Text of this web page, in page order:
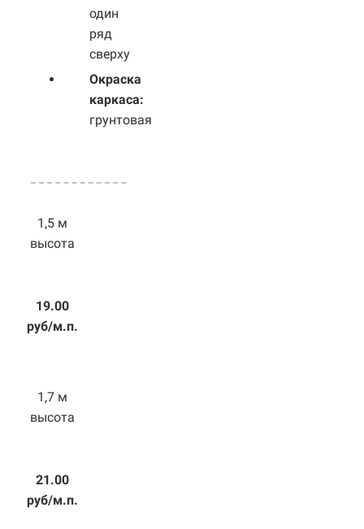
один
ряд
сверху
Окраска
каркаса:
грунтовая
1,5 м
высота
19.00
руб/м.п.
1,7 м
высота
21.00
руб/м.п.